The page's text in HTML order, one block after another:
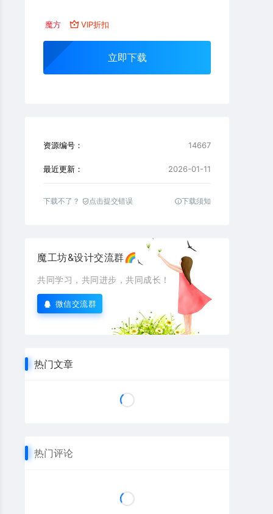
魔方 VIP折扣
立即下载
资源编号： 14667
最近更新： 2026-01-11
下载不了？ 点击提交错误 下载须知
魔工坊&设计交流群🌈
共同学习，共同进步，共同成长！
微信交流群
热门文章
热门评论